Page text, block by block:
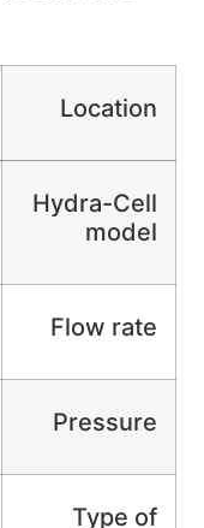
Location
Hydra-Cell
model
Flow rate
Pressure
Type of